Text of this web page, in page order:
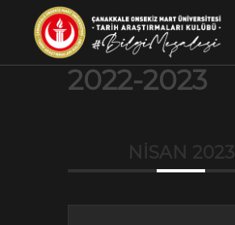
2022-2023
NISAN 2023